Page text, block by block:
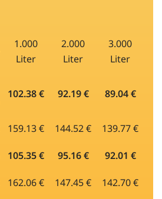
1.000
Liter
2.000
Liter
3.000
Liter
102.38 € 92.19 € 89.04 €
159.13 € 144.52 € 139.77 €
105.35 € 95.16 € 92.01 €
162.06 € 147.45 € 142.70 €